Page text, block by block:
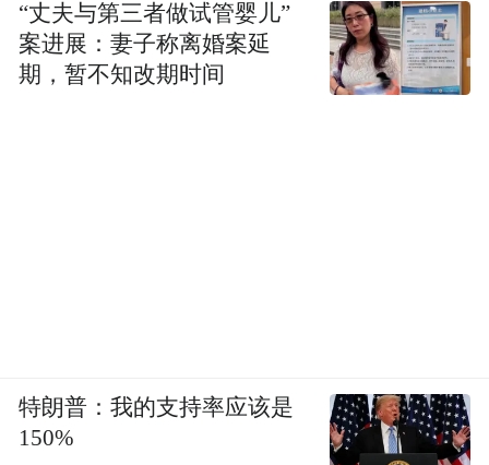
“丈夫与第三者做试管婴儿”
案进展：妻子称离婚案延
期，暂不知改期时间
特朗普：我的支持率应该是
150%